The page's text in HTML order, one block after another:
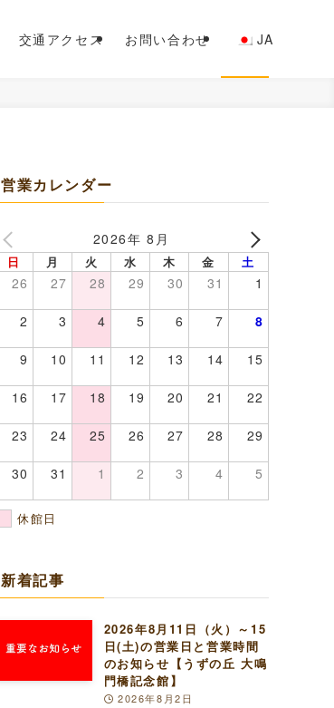
交通アクセス お問い合わせ JA
営業カレンダー
2026年 8月
日 月 火 水 木 金 土
26 27 28 29 30 31 1
2 3 4 5 6 7 8
9 10 11 12 13 14 15
16 17 18 19 20 21 22
23 24 25 26 27 28 29
30 31 1 2 3 4 5
休館日
新着記事
2026年8月11日（火）～15
日(土)の営業日と営業時間
のお知らせ【うずの丘 大鳴
門橋記念館】
2026年8月2日